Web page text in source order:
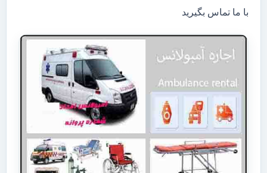
با ما تماس بگیرید